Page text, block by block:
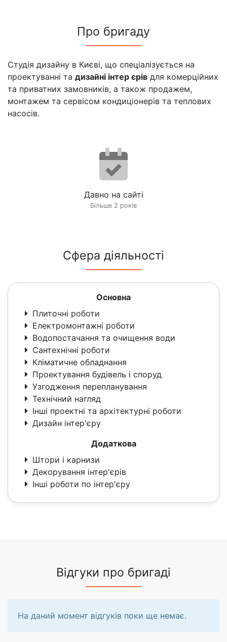
Про бригаду
Студія дизайну в Києві, що спеціалізується на
проектуванні та дизайні інтер єрів для комерційних
та приватних замовників, а також продажем,
монтажем та сервісом кондиціонерів та теплових
насосів.
Давно на сайті
Більше 2 років
Сфера діяльності
Основна
Плиточні роботи
Електромонтажні роботи
Водопостачання та очищення води
Сантехнічні роботи
Кліматичне обладнання
Проектування будівель і споруд
Узгодження перепланування
Технічний нагляд
Інші проектні та архітектурні роботи
Дизайн інтер'єру
Додаткова
Штори і карнизи
Декорування інтер'єрів
Інші роботи по інтер'єру
Відгуки про бригаді
На даний момент відгуків поки ще немає.